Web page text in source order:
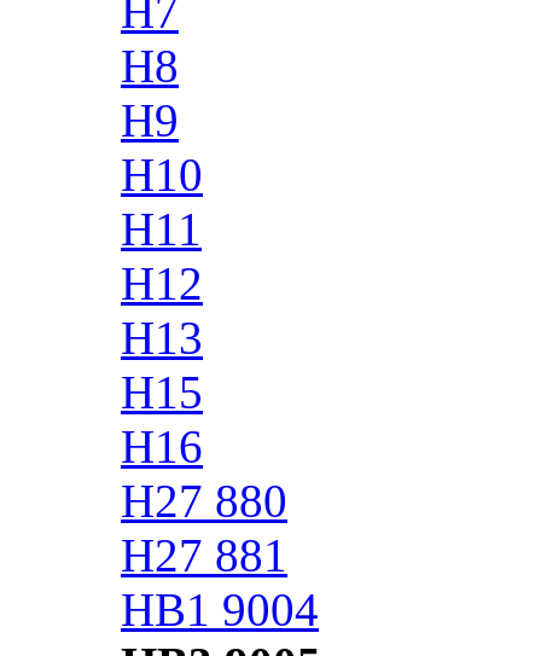
H7
H8
H9
H10
H11
H12
H13
H15
H16
H27 880
H27 881
HB1 9004